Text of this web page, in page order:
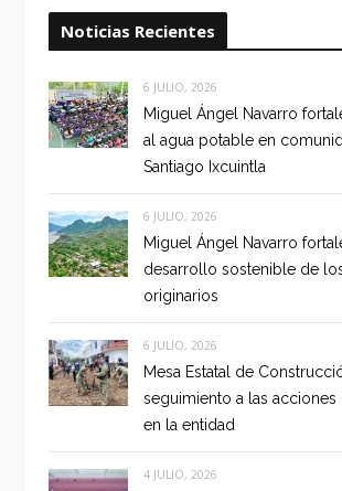
Noticias Recientes
6 JULIO, 2026
Miguel Ángel Navarro
al agua potable en
Santiago Ixcuintla
6 JULIO, 2026
Miguel Ángel Navarro
desarrollo sostenible de
originarios
6 JULIO, 2026
Mesa Estatal de
seguimiento a las acciones
en la entidad
4 JULIO, 2026